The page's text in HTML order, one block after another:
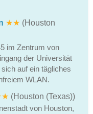
★★ (Houston
im Zentrum von
der Universität
auf ein tägliches
WLAN.
(Houston (Texas))
von Houston,